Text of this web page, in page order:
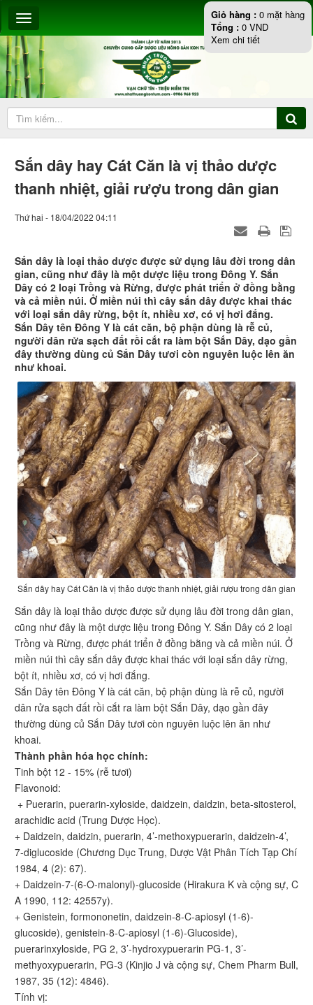
Sắn dây hay Cát Căn là vị thảo dược
thanh nhiệt, giải rượu trong dân gian
Thứ hai - 18/04/2022 04:11
Sắn dây là loại thảo dược được sử dụng lâu đời trong dân
gian, cũng như đây là một dược liệu trong Đông Y. Sắn
Dây có 2 loại Trồng và Rừng, được phát triển ở đồng bằng
và cả miền núi. Ở miền núi thì cây sắn dây được khai thác
với loại sắn dây rừng, bột ít, nhiều xơ, có vị hơi đắng.
Sắn Dây tên Đông Y là cát căn, bộ phận dùng là rễ củ,
người dân rửa sạch đất rồi cắt ra làm bột Sắn Dây, dạo gần
đây thường dùng củ Sắn Dây tươi còn nguyên luộc lên ăn
như khoai.
Sắn dây hay Cát Căn là vị thảo dược thanh nhiệt, giải rượu trong dân gian
Sắn dây là loại thảo dược được sử dụng lâu đời trong dân gian,
cũng như đây là một dược liệu trong Đông Y. Sắn Dây có 2 loại
Trồng và Rừng, được phát triển ở đồng bằng và cả miền núi. Ở
miền núi thì cây sắn dây được khai thác với loại sắn dây rừng,
bột ít, nhiều xơ, có vị hơi đắng.
Sắn Dây tên Đông Y là cát căn, bộ phận dùng là rễ củ, người
dân rửa sạch đất rồi cắt ra làm bột Sắn Dây, dạo gần đây
thường dùng củ Sắn Dây tươi còn nguyên luộc lên ăn như
khoai.
Thành phần hóa học chính:
Tinh bột 12 - 15% (rễ tươi)
Flavonoid:
+ Puerarin, puerarin-xyloside, daidzein, daidzin, beta-sitosterol,
arachidic acid (Trung Dược Học).
+ Daidzein, daidzin, puerarin, 4’-methoxypuerarin, daidzein-4’,
7-diglucoside (Chương Dục Trung, Dược Vật Phân Tích Tạp Chí
1984, 4 (2): 67).
+ Daidzein-7-(6-O-malonyl)-glucoside (Hirakura K và cộng sự, C
A 1990, 112: 42557y).
+ Genistein, formononetin, daidzein-8-C-apiosyl (1-6)-
glucoside), genistein-8-C-apiosyl (1-6)-Glucoside),
puerarinxyloside, PG 2, 3’-hydroxypuerarin PG-1, 3’-
methyoxypuerarin, PG-3 (Kinjio J và cộng sự, Chem Pharm Bull,
1987, 35 (12): 4846).
Tính vị:
Giỏ hàng : 0 mặt hàng
Tổng : 0 VND
Xem chi tiết